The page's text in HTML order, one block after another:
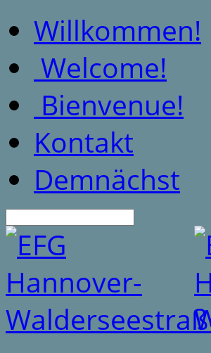
Willkommen!
Welcome!
Bienvenue!
Kontakt
Demnächst